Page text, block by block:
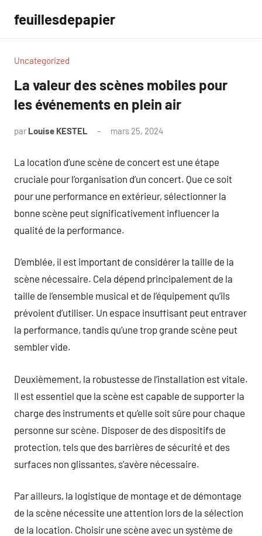
contenu
feuillesdepapier
Uncategorized
La valeur des scènes mobiles pour
les événements en plein air
par Louise KESTEL mars 25, 2024
La location d’une scène de concert est une étape
cruciale pour l’organisation d’un concert. Que ce soit
pour une performance en extérieur, sélectionner la
bonne scène peut significativement influencer la
qualité de la performance.
D’emblée, il est important de considérer la taille de la
scène nécessaire. Cela dépend principalement de la
taille de l’ensemble musical et de l’équipement qu’ils
prévoient d’utiliser. Un espace insuffisant peut entraver
la performance, tandis qu’une trop grande scène peut
sembler vide.
Deuxièmement, la robustesse de l’installation est vitale.
Il est essentiel que la scène est capable de supporter la
charge des instruments et qu’elle soit sûre pour chaque
personne sur scène. Disposer de des dispositifs de
protection, tels que des barrières de sécurité et des
surfaces non glissantes, s’avère nécessaire.
Par ailleurs, la logistique de montage et de démontage
de la scène nécessite une attention lors de la sélection
de la location. Choisir une scène avec un système de